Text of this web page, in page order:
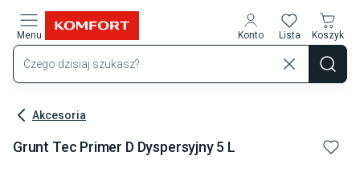
Menu Konto Lista Koszyk
Akcesoria
Grunt Tec Primer D Dyspersyjny 5 L